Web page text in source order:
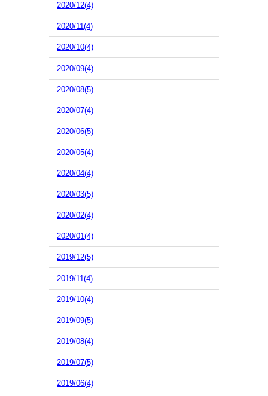
2020/12(4)
2020/11(4)
2020/10(4)
2020/09(4)
2020/08(5)
2020/07(4)
2020/06(5)
2020/05(4)
2020/04(4)
2020/03(5)
2020/02(4)
2020/01(4)
2019/12(5)
2019/11(4)
2019/10(4)
2019/09(5)
2019/08(4)
2019/07(5)
2019/06(4)